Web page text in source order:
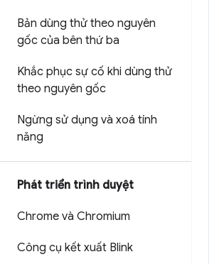
Bản dùng thử theo nguyên
gốc của bên thứ ba
Khắc phục sự cố khi dùng thử
theo nguyên gốc
Ngừng sử dụng và xoá tính
năng
Phát triển trình duyệt
Chrome và Chromium
Công cụ kết xuất Blink